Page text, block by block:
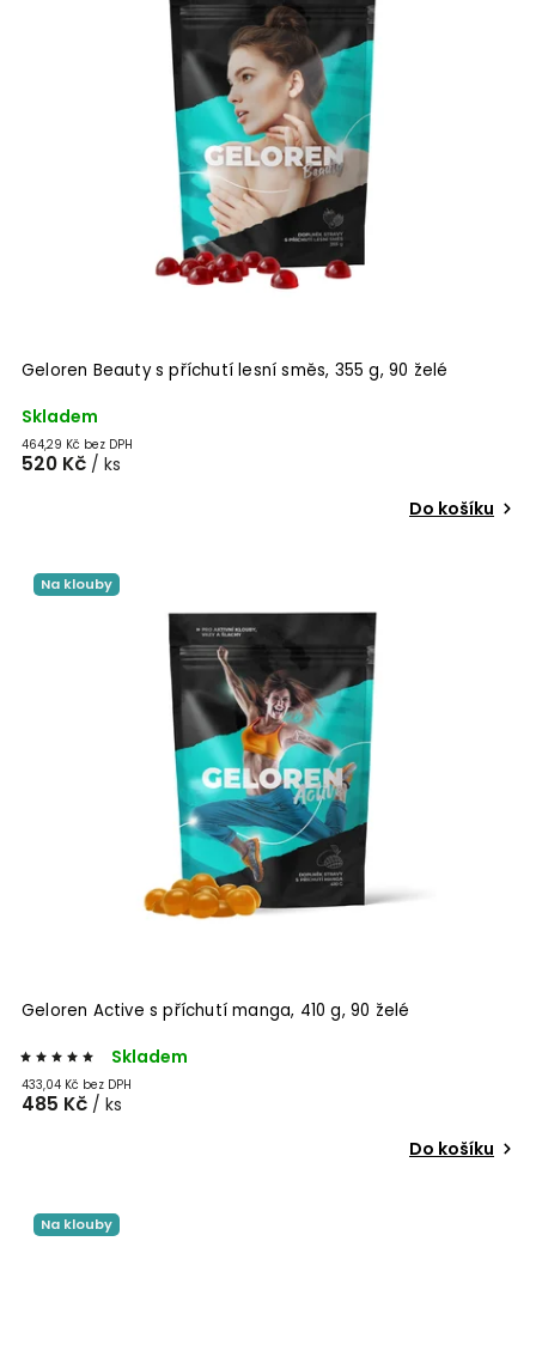
Geloren Beauty s příchutí lesní směs, 355 g, 90 želé
Skladem
464,29 Kč bez DPH
520 Kč / ks
Do košíku
Na klouby
Geloren Active s příchutí manga, 410 g, 90 želé
Skladem
433,04 Kč bez DPH
485 Kč / ks
Do košíku
Na klouby